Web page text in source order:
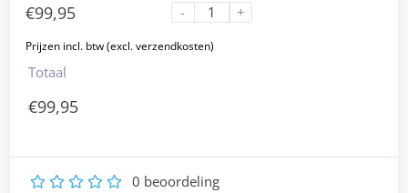
€99,95
-
+
Totaal
€99,95
5
4
3
2 0 beoordeling